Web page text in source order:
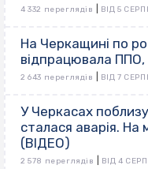
4 332 переглядів ВІД 5
На Черкащині по
відпрацювала ППО,
2 643 переглядів ВІД 7
У Черкасах
сталася аварія. На
(ВІДЕО)
2 578 переглядів ВІД 4